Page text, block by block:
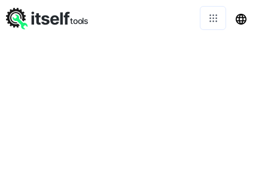
itselftools